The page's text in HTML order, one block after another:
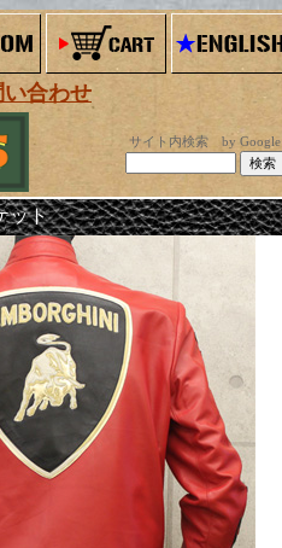
い合わせ
サイト内検索 by Google
ット